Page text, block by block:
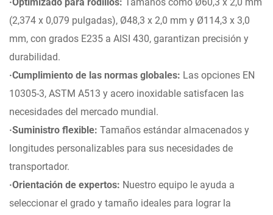
(2,374 x 0,079 pulgadas), Ø48,3 x 2,0 mm y Ø114,3 x 3,0
mm, con grados E235 a AISI 430, garantizan precisión y
durabilidad.
·Cumplimiento de las normas globales: Las opciones EN
10305-3, ASTM A513 y acero inoxidable satisfacen las
necesidades del mercado mundial.
·Suministro flexible: Tamaños estándar almacenados y
longitudes personalizables para sus necesidades de
transportador.
·Orientación de expertos: Nuestro equipo le ayuda a
seleccionar el grado y tamaño ideales para lograr la